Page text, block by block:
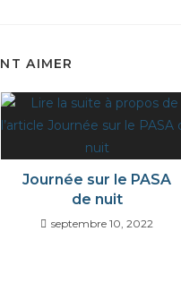
AIMER
Journée sur le PASA
de nuit
septembre 10, 2022